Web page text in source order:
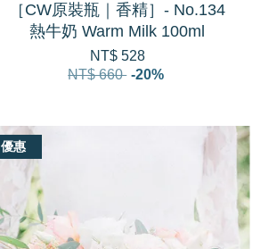
［CW原裝瓶｜香精］- No.134
熱牛奶 Warm Milk 100ml
NT$ 528
NT$ 660 -20%
優惠